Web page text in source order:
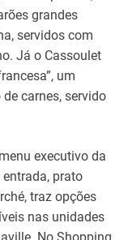
grandes
servidos com
Já o Cassoulet
um
carnes, servido
executivo da
prato
traz opções
nas unidades
No Shopping